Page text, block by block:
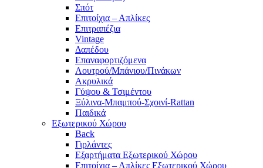
Σπότ
Επιτοίχια – Απλίκες
Επιτραπέζια
Vintage
Δαπέδου
Επαναφορτιζόμενα
Λουτρού/Μπάνιου/Πινάκων
Ακρυλικά
Γύψου & Τσιμέντου
Ξύλινα-Μπαμπού-Σχοινί-Rattan
Παιδικά
Εξωτερικού Χώρου
Back
Γιρλάντες
Εξαρτήματα Εξωτερικού Χώρου
Επιτοίχια – Απλίκες Εξωτερικού Χώρου